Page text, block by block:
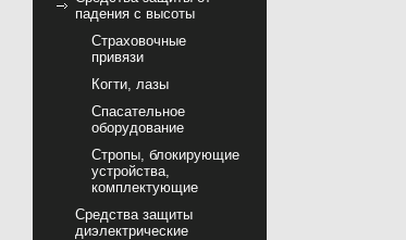
падения с высоты
Страховочные
привязи
Когти, лазы
Спасательное
оборудование
Стропы, блокирующие
устройства,
комплектующие
Cредства защиты
диэлектрические